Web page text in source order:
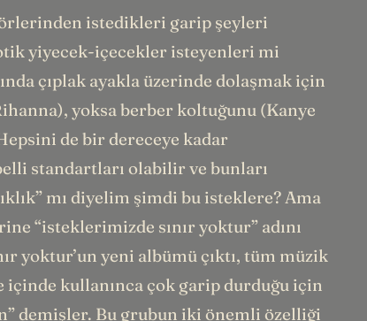
istedikleri garip şeyleri
yiyecek-içecekler isteyenleri mi
çıplak ayakla üzerinde dolaşmak için
yoksa berber koltuğunu (Kanye
de bir dereceye kadar
standartları olabilir ve bunları
mı diyelim şimdi bu isteklere? Ama
“isteklerimizde sınır yoktur” adını
yoktur’un yeni albümü çıktı, tüm müzik
içinde kullanınca çok garip durduğu için
demişler. Bu grubun iki önemli özelliği